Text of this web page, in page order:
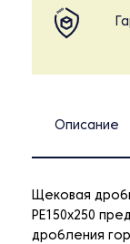
Описание
Щековая
PE150x250
дробления